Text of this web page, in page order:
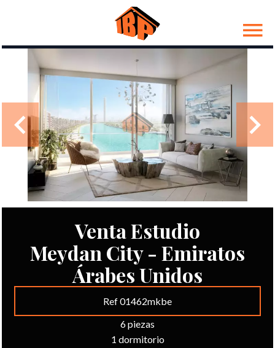
Venta Estudio
Meydan City - Emiratos
Árabes Unidos
Ref 01462mkbe
6 piezas
1 dormitorio